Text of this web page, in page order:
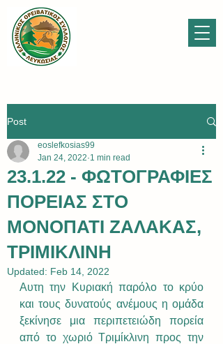
Post
23.1.22 - ΦΩΤΟΓΡΑΦΙΕΣ
ΠΟΡΕΙΑΣ ΣΤΟ
ΜΟΝΟΠΑΤΙ ΖΑΛΑΚΑΣ,
ΤΡΙΜΙΚΛΙΝΗ
eoslefkosias99
Jan 24, 2022 1 min read
Updated: Feb 14, 2022
Αυτη την Κυριακή παρόλο το κρύο
και τους δυνατούς ανέμους η ομάδα
ξεκίνησε μια περιπετειώδη πορεία
από το χωριό Τριμίκλινη προς την